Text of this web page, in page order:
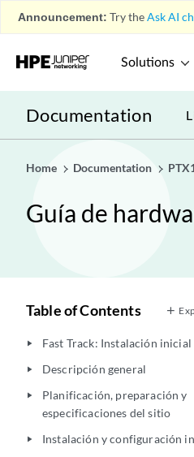
Announcement: Try theAsk AI
Solutions
Documentation
Home Documentation
Guía de
Table of Contents
play_arrow Fast Track: Instalación inicial
play_arrow Descripción general
play_arrow
Planificación, preparación y
especificaciones del sitio
play_arrow Instalación y configuración